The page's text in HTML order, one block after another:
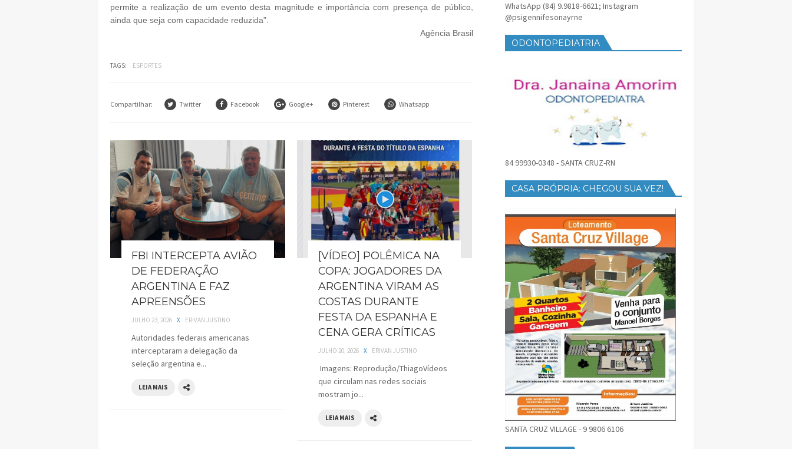
permite a realização de um evento desta magnitude e importância com presença de público,
ainda que seja com capacidade reduzida”.
Agência Brasil
TAGS: ESPORTES
Compartilhar: Twitter Facebook Google+ Pinterest Whatsapp
FBI INTERCEPTA AVIÃO
DE FEDERAÇÃO
ARGENTINA E FAZ
APREENSÕES
JULHO 23, 2026 X ERIVAN JUSTINO
Autoridades federais americanas
interceptaram a delegação da
seleção argentina e...
LEIA MAIS
[VÍDEO] POLÊMICA NA
COPA: JOGADORES DA
ARGENTINA VIRAM AS
COSTAS DURANTE
FESTA DA ESPANHA E
CENA GERA CRÍTICAS
JULHO 20, 2026 X ERIVAN JUSTINO
Imagens: Reprodução/ThiagoVídeos
que circulam nas redes sociais
mostram jo...
LEIA MAIS
WhatsApp (84) 9.9818-6621; Instagram
@psigennifesonayrne
ODONTOPEDIATRIA
84 99930-0348 - SANTA CRUZ-RN
CASA PRÓPRIA: CHEGOU SUA VEZ!
SANTA CRUZ VILLAGE - 9 9806 6106